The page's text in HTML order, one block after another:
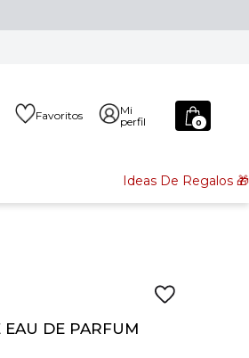
Favoritos
Mi
perfil
0
Ideas De Regalos 🎁
EAU DE PARFUM